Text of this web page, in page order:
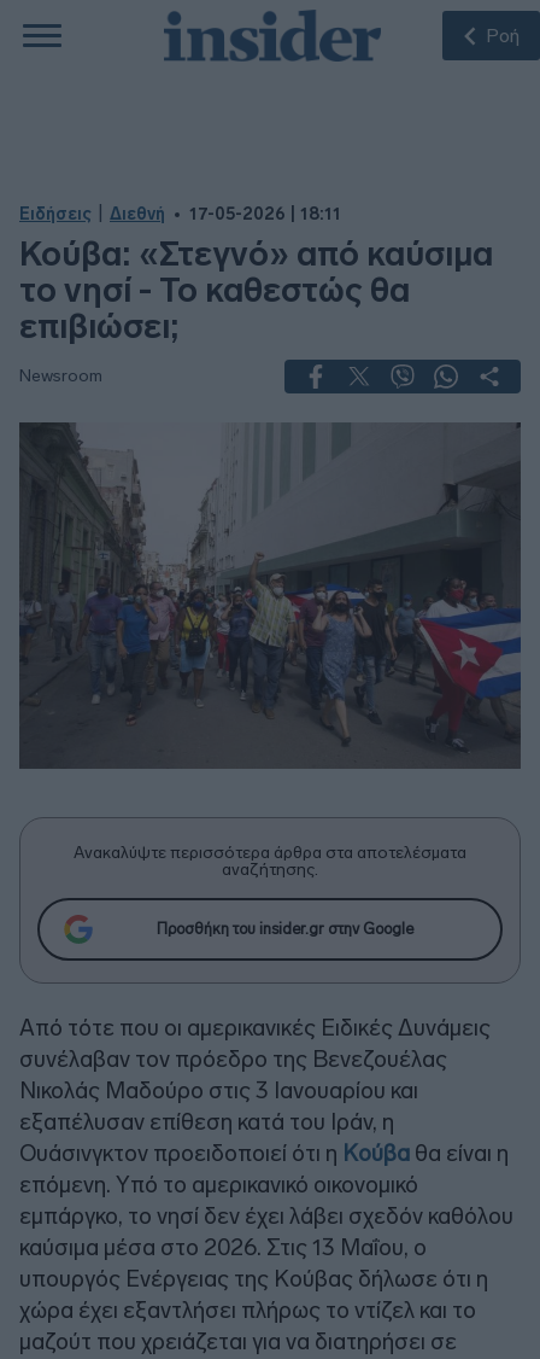
Ροή
Ειδήσεις Διεθνή 17-05-2026 | 18:11
Κούβα: «Στεγνό» από καύσιμα
το νησί - Το καθεστώς θα
επιβιώσει;
Newsroom
Ανακαλύψτε περισσότερα άρθρα στα αποτελέσματα
αναζήτησης.
Προσθήκη του insider.gr στην Google
Από τότε που οι αμερικανικές Ειδικές Δυνάμεις
συνέλαβαν τον πρόεδρο της Βενεζουέλας
Νικολάς Μαδούρο στις 3 Ιανουαρίου και
εξαπέλυσαν επίθεση κατά του Ιράν, η
Ουάσινγκτον προειδοποιεί ότι η Κούβα θα είναι η
επόμενη. Υπό το αμερικανικό οικονομικό
εμπάργκο, το νησί δεν έχει λάβει σχεδόν καθόλου
καύσιμα μέσα στο 2026. Στις 13 Μαΐου, ο
υπουργός Ενέργειας της Κούβας δήλωσε ότι η
χώρα έχει εξαντλήσει πλήρως το ντίζελ και το
μαζούτ που χρειάζεται για να διατηρήσει σε